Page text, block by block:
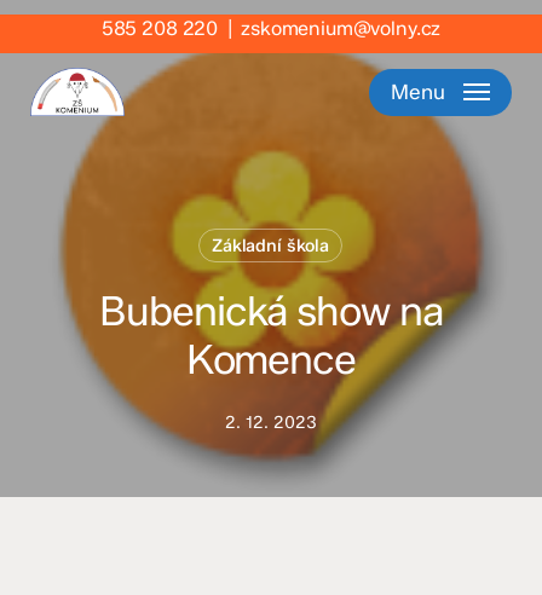
Skip
content
585 208 220 |zskomenium@volny.cz
Menu
Základní škola
Bubenická show na
Komence
2. 12. 2023